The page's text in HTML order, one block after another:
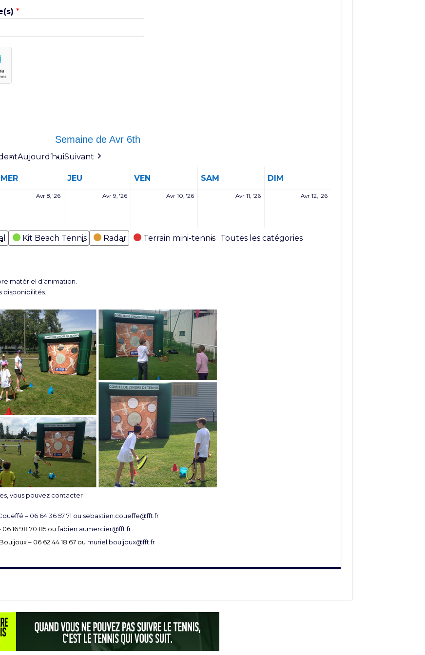
*
Semaine de Avr 6th
Aujourd’huiSuivant
MERMERCREDI JEUJEUDI VENVENDREDI SAMSAMEDI DIMDIMANCHE
Avr 8, '268
Avr 9, '269
Avr 10, '2610
Avr 11, '2611
Avr 12, '2612
Kit Beach Tennis Radar Terrain mini-tennis Toutes les catégories
matériel d’animation.
disponibilités.
vous pouvez contacter :
– 06 64 36 57 71 ou sebastien.coueffe@fft.fr
16 98 70 85 oufabien.aumercier@fft.fr
– 06 62 44 18 67 ou muriel.bouijoux@fft.fr